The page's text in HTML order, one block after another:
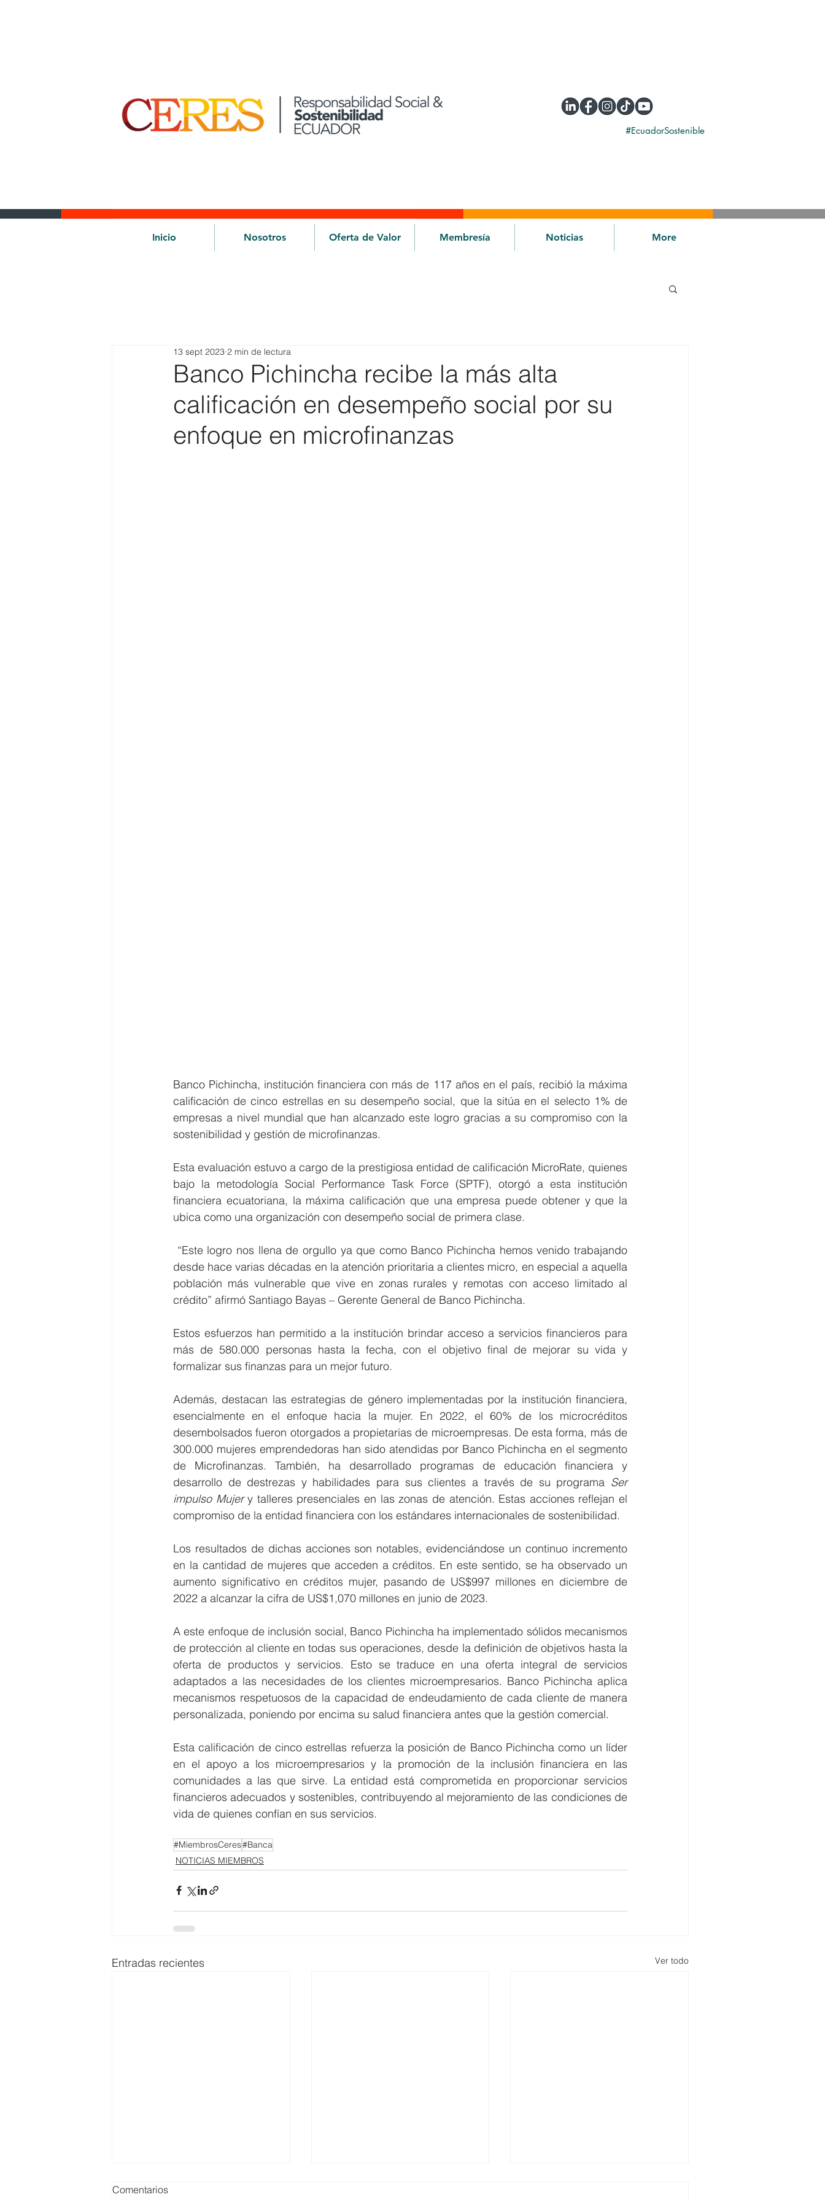
#EcuadorSostenible
Inicio Nosotros Oferta de Valor Membresía Noticias More
Banco Pichincha recibe la más alta
calificación en desempeño social por su
enfoque en microfinanzas
13 sept 2023 2 min de lectura
Banco Pichincha, institución financiera con más de 117 años en el país, recibió la máxima
calificación de cinco estrellas en su desempeño social, que la sitúa en el selecto 1% de
empresas a nivel mundial que han alcanzado este logro gracias a su compromiso con la
sostenibilidad y gestión de microfinanzas.
Esta evaluación estuvo a cargo de la prestigiosa entidad de calificación MicroRate, quienes
bajo la metodología Social Performance Task Force (SPTF), otorgó a esta institución
financiera ecuatoriana, la máxima calificación que una empresa puede obtener y que la
ubica como una organización con desempeño social de primera clase.
desde hace varias décadas en la atención prioritaria a clientes micro, en especial a aquella
población más vulnerable que vive en zonas rurales y remotas con acceso limitado al
crédito” afirmó Santiago Bayas – Gerente General de Banco Pichincha.
Estos esfuerzos han permitido a la institución brindar acceso a servicios financieros para
más de 580.000 personas hasta la fecha, con el objetivo final de mejorar su vida y
formalizar sus finanzas para un mejor futuro.
Además, destacan las estrategias de género implementadas por la institución financiera,
esencialmente en el enfoque hacia la mujer. En 2022, el 60% de los microcréditos
desembolsados fueron otorgados a propietarias de microempresas. De esta forma, más de
300.000 mujeres emprendedoras han sido atendidas por Banco Pichincha en el segmento
de Microfinanzas. También, ha desarrollado programas de educación financiera y
desarrollo de destrezas y habilidades para sus clientes a través de su programa Ser
impulso Mujer y talleres presenciales en las zonas de atención. Estas acciones reflejan el
compromiso de la entidad financiera con los estándares internacionales de sostenibilidad.
Los resultados de dichas acciones son notables, evidenciándose un continuo incremento
en la cantidad de mujeres que acceden a créditos. En este sentido, se ha observado un
aumento significativo en créditos mujer, pasando de US$997 millones en diciembre de
2022 a alcanzar la cifra de US$1,070 millones en junio de 2023.
A este enfoque de inclusión social, Banco Pichincha ha implementado sólidos mecanismos
de protección al cliente en todas sus operaciones, desde la definición de objetivos hasta la
oferta de productos y servicios. Esto se traduce en una oferta integral de servicios
adaptados a las necesidades de los clientes microempresarios. Banco Pichincha aplica
mecanismos respetuosos de la capacidad de endeudamiento de cada cliente de manera
personalizada, poniendo por encima su salud financiera antes que la gestión comercial.
Esta calificación de cinco estrellas refuerza la posición de Banco Pichincha como un líder
en el apoyo a los microempresarios y la promoción de la inclusión financiera en las
comunidades a las que sirve. La entidad está comprometida en proporcionar servicios
financieros adecuados y sostenibles, contribuyendo al mejoramiento de las condiciones de
vida de quienes confían en sus servicios.
#MiembrosCeres#Banca
NOTICIAS MIEMBROS
Entradas recientes Ver todo
Comentarios